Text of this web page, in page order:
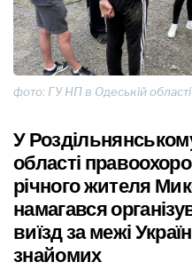
фото: ГУ НП в Одеській області
У
області
річного жителя
намагався
виїзд за межі
знайомих